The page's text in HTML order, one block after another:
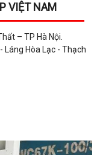
VIỆT NAM
– TP Hà Nội.
Láng Hòa Lạc - Thạch